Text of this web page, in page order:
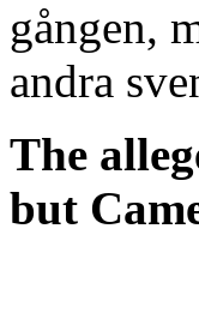
gången,
andra
The
but